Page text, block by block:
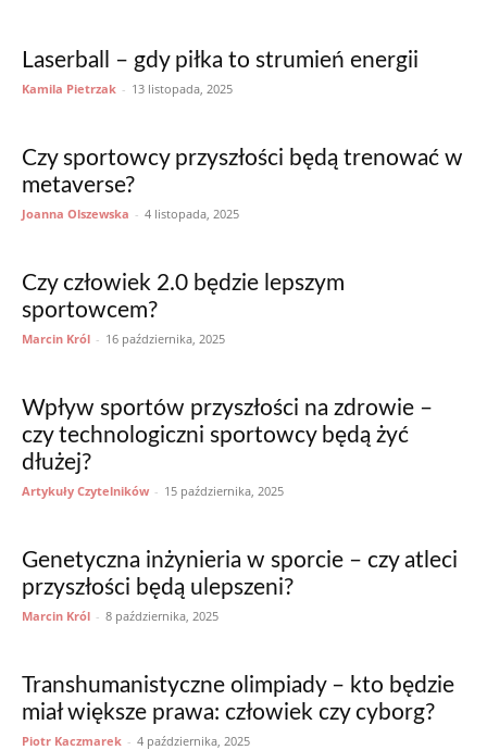
Laserball – gdy piłka to strumień energii
Kamila Pietrzak - 13 listopada, 2025
Czy sportowcy przyszłości będą trenować w
metaverse?
Joanna Olszewska - 4 listopada, 2025
Czy człowiek 2.0 będzie lepszym
sportowcem?
Marcin Król - 16 października, 2025
Wpływ sportów przyszłości na zdrowie –
czy technologiczni sportowcy będą żyć
dłużej?
Artykuły Czytelników - 15 października, 2025
Genetyczna inżynieria w sporcie – czy atleci
przyszłości będą ulepszeni?
Marcin Król - 8 października, 2025
Transhumanistyczne olimpiady – kto będzie
miał większe prawa: człowiek czy cyborg?
Piotr Kaczmarek - 4 października, 2025